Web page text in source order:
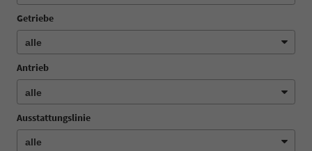
Getriebe
Antrieb
Ausstattungslinie